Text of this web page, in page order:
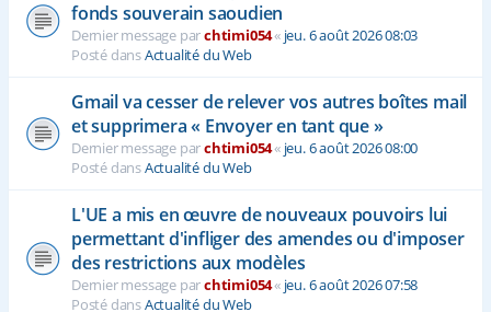
fonds souverain saoudien
Dernier message parchtimi054« jeu. 6 août 2026 08:03
Posté dansActualité du Web
Gmail va cesser de relever vos autres boîtes mail
et supprimera « Envoyer en tant que »
Dernier message parchtimi054« jeu. 6 août 2026 08:00
Posté dansActualité du Web
L'UE a mis en œuvre de nouveaux pouvoirs lui
permettant d'infliger des amendes ou d'imposer
des restrictions aux modèles
Dernier message parchtimi054« jeu. 6 août 2026 07:58
Posté dansActualité du Web